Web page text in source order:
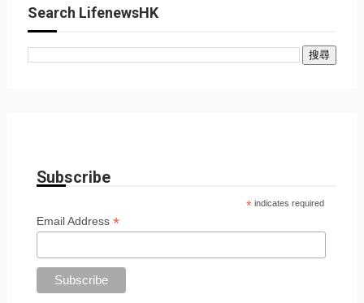
Search LifenewsHK
Subscribe
* indicates required
Email Address*